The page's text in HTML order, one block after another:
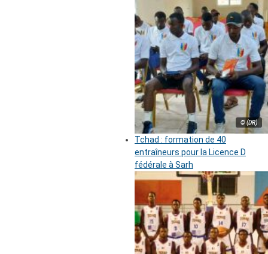
© (DR)
Tchad : formation de 40
entraîneurs pour la Licence D
fédérale à Sarh